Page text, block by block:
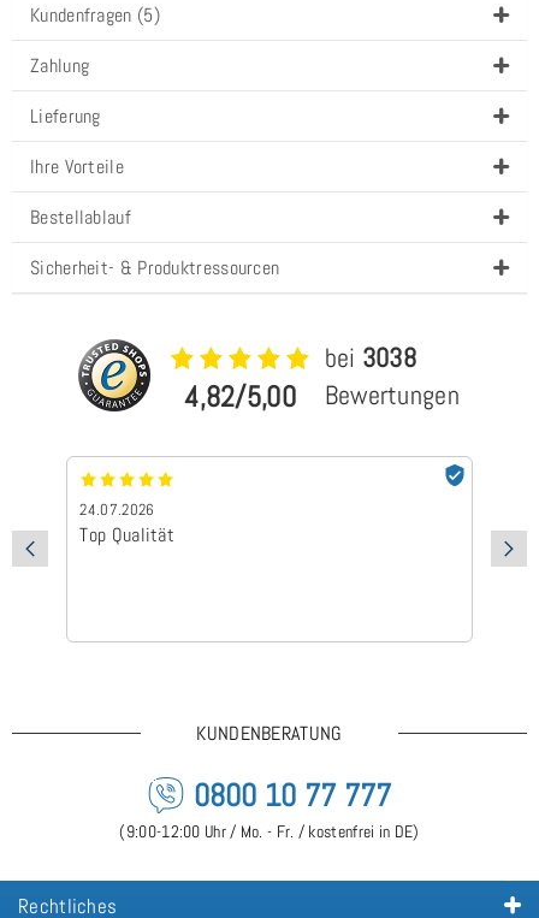
Kundenfragen (5)
Zahlung
Lieferung
Ihre Vorteile
Bestellablauf
Sicherheit- & Produktressourcen
4,82/5,00
bei 3038
Bewertungen
24.07.2026
Top Qualität
KUNDENBERATUNG
0800 10 77 777
(9:00-12:00 Uhr / Mo. - Fr. / kostenfrei in DE)
Rechtliches